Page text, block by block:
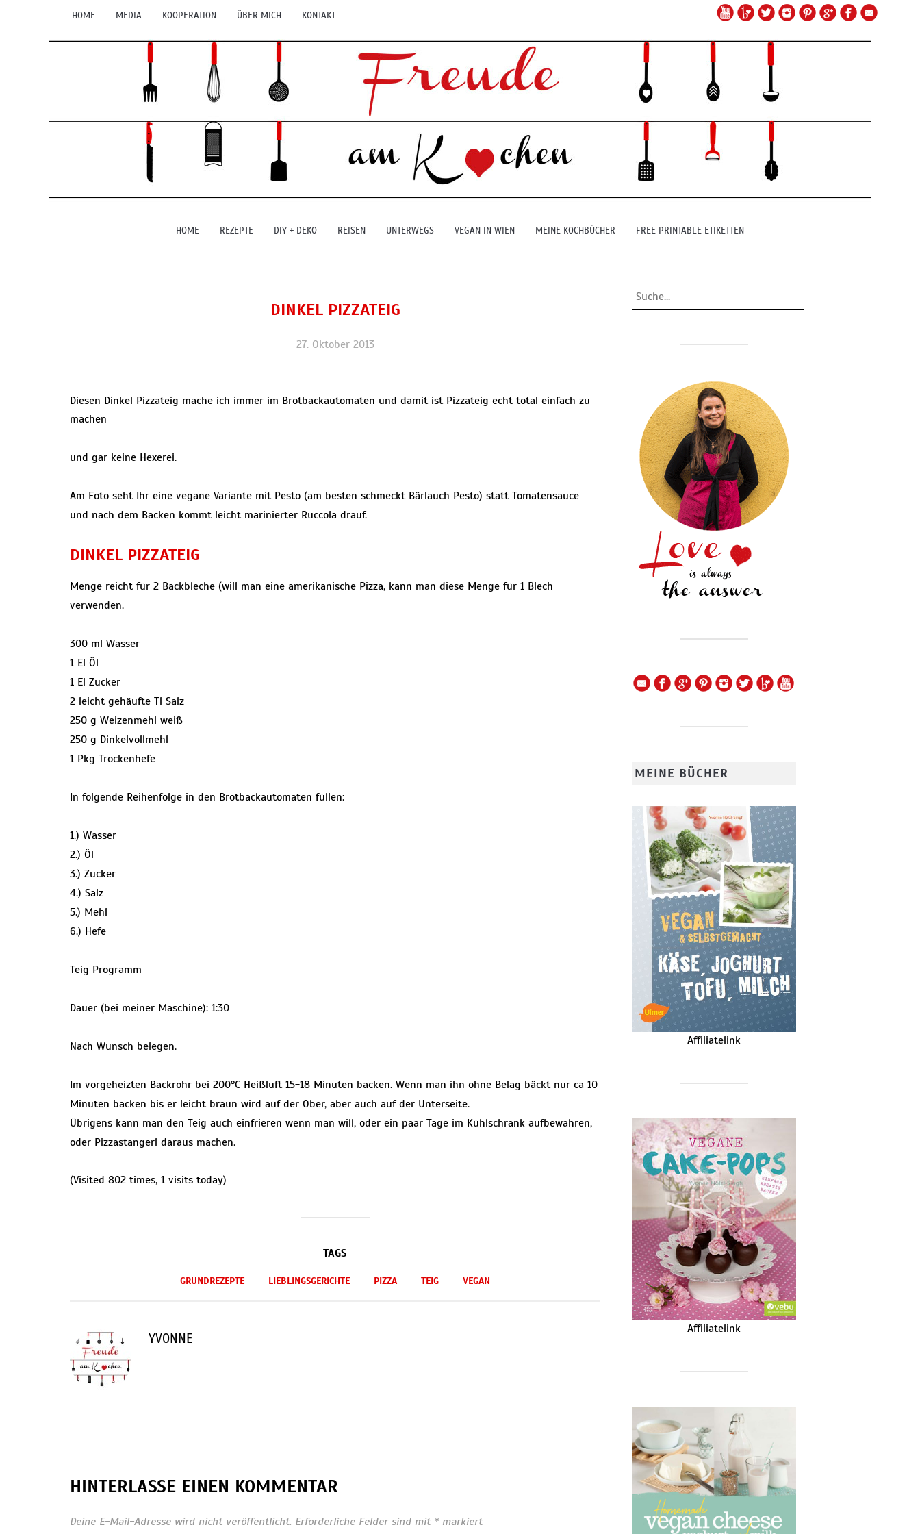
HOME MEDIA KOOPERATION ÜBER MICH KONTAKT
HOME REZEPTE DIY + DEKO REISEN UNTERWEGS VEGAN IN WIEN MEINE KOCHBÜCHER FREE PRINTABLE ETIKETTEN
DINKEL PIZZATEIG
27. Oktober 2013
Diesen Dinkel Pizzateig mache ich immer im Brotbackautomaten und damit ist Pizzateig echt total einfach zu
machen
und gar keine Hexerei.
Am Foto seht Ihr eine vegane Variante mit Pesto (am besten schmeckt Bärlauch Pesto) statt Tomatensauce
und nach dem Backen kommt leicht marinierter Ruccola drauf.
DINKEL PIZZATEIG
Menge reicht für 2 Backbleche (will man eine amerikanische Pizza, kann man diese Menge für 1 Blech
verwenden.
300 ml Wasser
1 El Öl
1 El Zucker
2 leicht gehäufte Tl Salz
250 g Weizenmehl weiß
250 g Dinkelvollmehl
1 Pkg Trockenhefe
In folgende Reihenfolge in den Brotbackautomaten füllen:
1.) Wasser
2.) Öl
3.) Zucker
4.) Salz
5.) Mehl
6.) Hefe
Teig Programm
Dauer (bei meiner Maschine): 1:30
Nach Wunsch belegen.
Im vorgeheizten Backrohr bei 200°C Heißluft 15-18 Minuten backen. Wenn man ihn ohne Belag bäckt nur ca 10
Minuten backen bis er leicht braun wird auf der Ober, aber auch auf der Unterseite.
Übrigens kann man den Teig auch einfrieren wenn man will, oder ein paar Tage im Kühlschrank aufbewahren,
oder Pizzastangerl daraus machen.
(Visited 802 times, 1 visits today)
TAGS
GRUNDREZEPTE LIEBLINGSGERICHTE PIZZA TEIG VEGAN
YVONNE
HINTERLASSE EINEN KOMMENTAR
Deine E-Mail-Adresse wird nicht veröffentlicht. Erforderliche Felder sind mit * markiert
MEINE BÜCHER
Affiliatelink
Affiliatelink